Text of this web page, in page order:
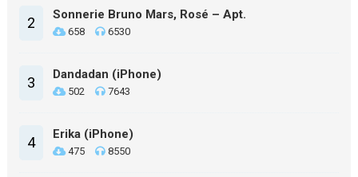
2 Sonnerie Bruno Mars, Rosé – Apt.
658 6530
3 Dandadan (iPhone)
502 7643
4 Erika (iPhone)
475 8550